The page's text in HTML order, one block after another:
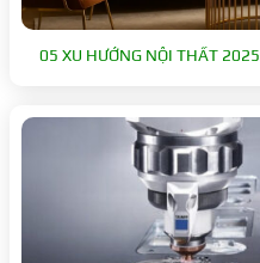
05 XU HƯỚNG NỘI THẤT 2025